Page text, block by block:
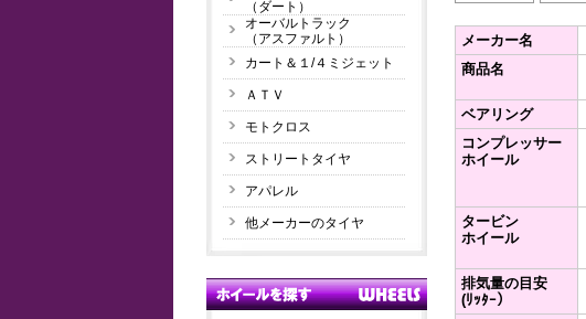
（ダート）
オーバルトラック
（アスファルト）
カート＆１/４ミジェット
ＡＴＶ
モトクロス
ストリートタイヤ
アパレル
他メーカーのタイヤ
メーカー名
商品名
ベアリング
コンプレッサー
ホイール
タービン
ホイール
排気量の目安
(ﾘｯﾀｰ）